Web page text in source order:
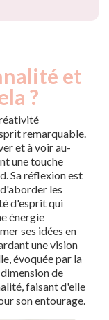
et
?
remarquable.
et à voir au-
une touche
Sa réflexion est
les
d'esprit qui
énergie
ses idées en
une vision
évoquée par la
de
faisant d'elle
son entourage.